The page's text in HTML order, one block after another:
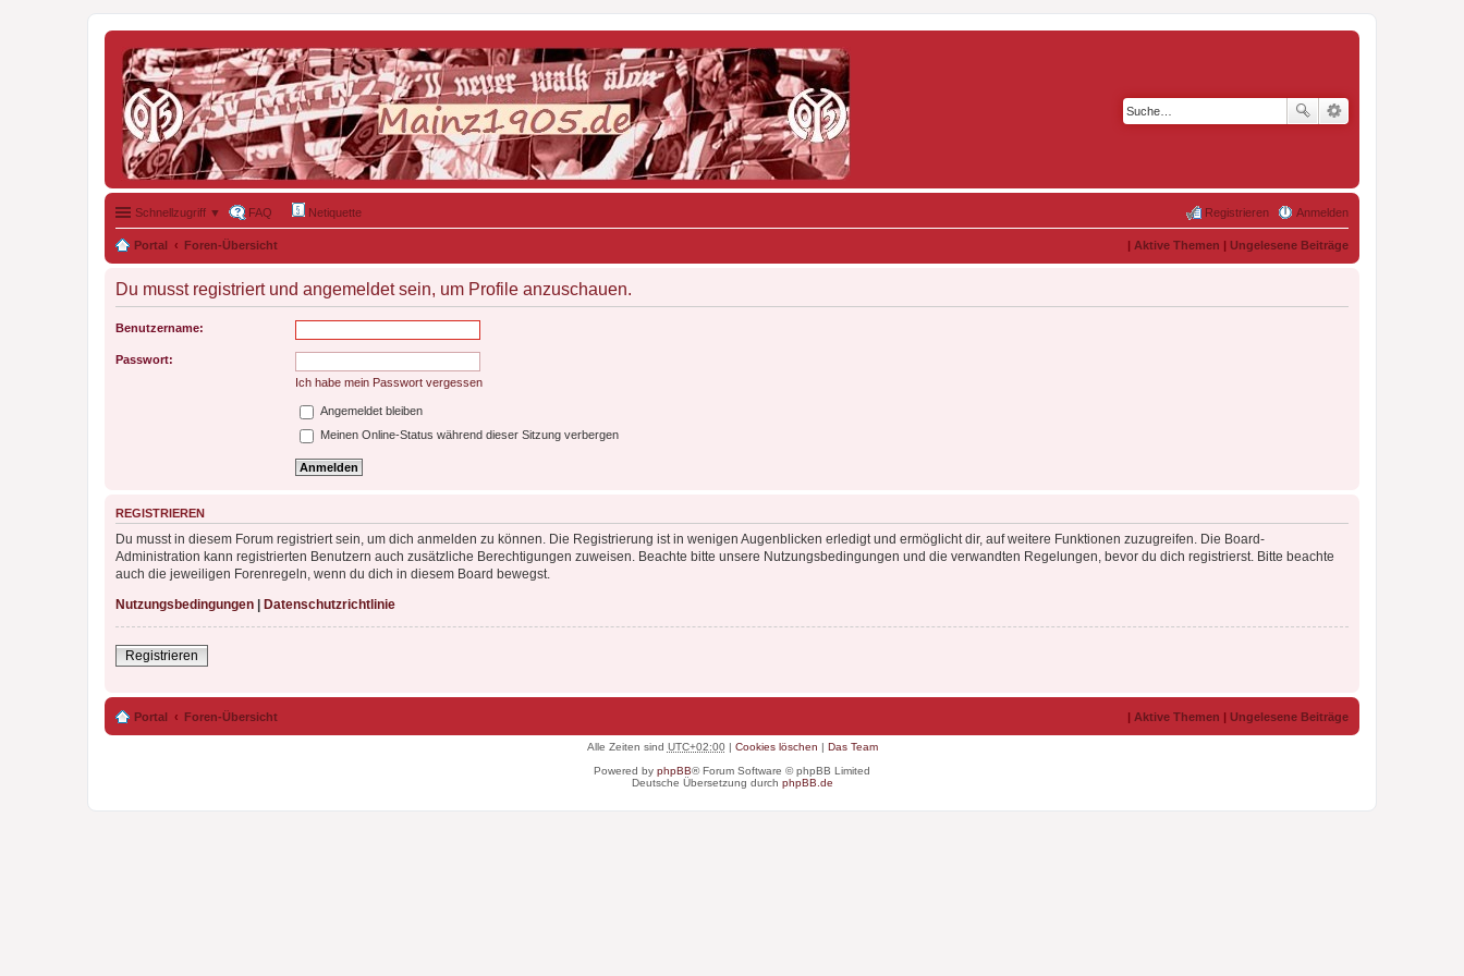
Schnellzugriff ▼ FAQ Netiquette Anmelden
Registrieren
Portal Foren-Übersicht | Aktive Themen | Ungelesene Beiträge
Du musst registriert und angemeldet sein, um Profile anzuschauen.
Benutzername:
Passwort:
Ich habe mein Passwort vergessen
Angemeldet bleiben
Meinen Online-Status während dieser Sitzung verbergen
REGISTRIEREN
Du musst in diesem Forum registriert sein, um dich anmelden zu können. Die Registrierung ist in wenigen Augenblicken erledigt und ermöglicht dir, auf weitere Funktionen zuzugreifen. Die Board-
Administration kann registrierten Benutzern auch zusätzliche Berechtigungen zuweisen. Beachte bitte unsere Nutzungsbedingungen und die verwandten Regelungen, bevor du dich registrierst. Bitte beachte
auch die jeweiligen Forenregeln, wenn du dich in diesem Board bewegst.
Nutzungsbedingungen | Datenschutzrichtlinie
Registrieren
Portal Foren-Übersicht | Aktive Themen | Ungelesene Beiträge
Alle Zeiten sind UTC+02:00| Cookies löschen | Das Team
Powered by phpBB® Forum Software © phpBB Limited
Deutsche Übersetzung durch phpBB.de